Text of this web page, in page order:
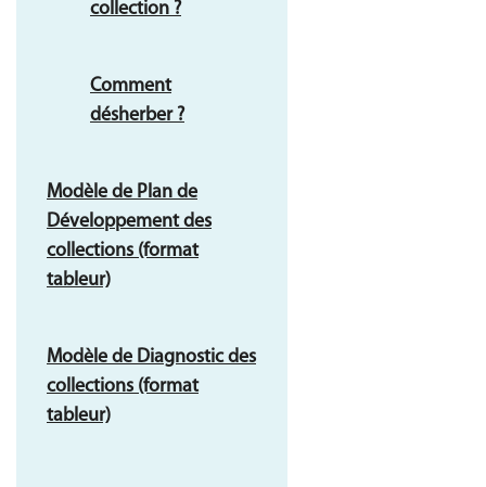
collection ?
Comment
désherber ?
Modèle de Plan de
Développement des
collections (format
tableur)
Modèle de Diagnostic des
collections (format
tableur)